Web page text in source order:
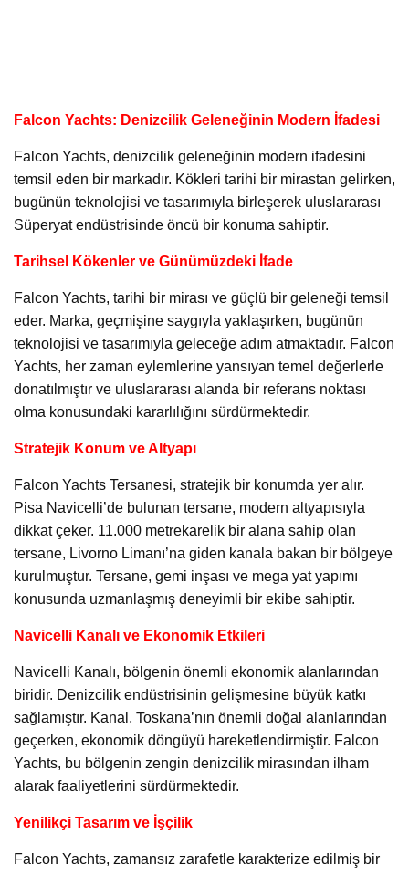
Falcon Yachts: Denizcilik Geleneğinin Modern İfadesi
Falcon Yachts, denizcilik geleneğinin modern ifadesini
temsil eden bir markadır. Kökleri tarihi bir mirastan gelirken,
bugünün teknolojisi ve tasarımıyla birleşerek uluslararası
Süperyat endüstrisinde öncü bir konuma sahiptir.
Tarihsel Kökenler ve Günümüzdeki İfade
Falcon Yachts, tarihi bir mirası ve güçlü bir geleneği temsil
eder. Marka, geçmişine saygıyla yaklaşırken, bugünün
teknolojisi ve tasarımıyla geleceğe adım atmaktadır. Falcon
Yachts, her zaman eylemlerine yansıyan temel değerlerle
donatılmıştır ve uluslararası alanda bir referans noktası
olma konusundaki kararlılığını sürdürmektedir.
Stratejik Konum ve Altyapı
Falcon Yachts Tersanesi, stratejik bir konumda yer alır.
Pisa Navicelli’de bulunan tersane, modern altyapısıyla
dikkat çeker. 11.000 metrekarelik bir alana sahip olan
tersane, Livorno Limanı’na giden kanala bakan bir bölgeye
kurulmuştur. Tersane, gemi inşası ve mega yat yapımı
konusunda uzmanlaşmış deneyimli bir ekibe sahiptir.
Navicelli Kanalı ve Ekonomik Etkileri
Navicelli Kanalı, bölgenin önemli ekonomik alanlarından
biridir. Denizcilik endüstrisinin gelişmesine büyük katkı
sağlamıştır. Kanal, Toskana’nın önemli doğal alanlarından
geçerken, ekonomik döngüyü hareketlendirmiştir. Falcon
Yachts, bu bölgenin zengin denizcilik mirasından ilham
alarak faaliyetlerini sürdürmektedir.
Yenilikçi Tasarım ve İşçilik
Falcon Yachts, zamansız zarafetle karakterize edilmiş bir